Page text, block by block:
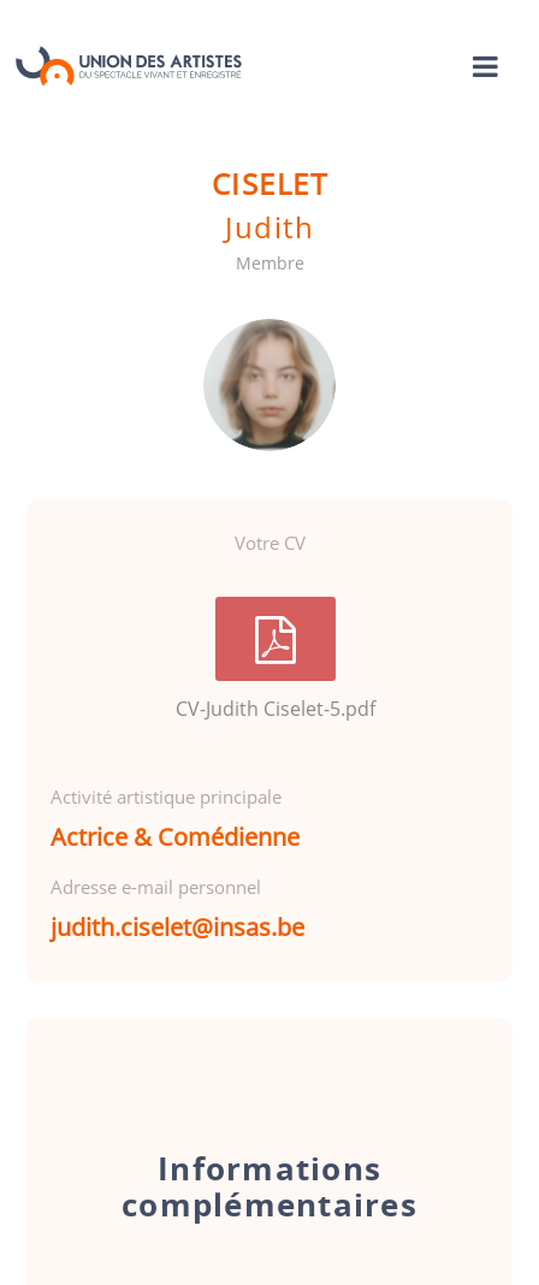
CISELET
Judith
Membre
Votre CV
CV-Judith Ciselet-5.pdf
Activité artistique principale
Actrice & Comédienne
Adresse e-mail personnel
judith.ciselet@insas.be
Informations
complémentaires